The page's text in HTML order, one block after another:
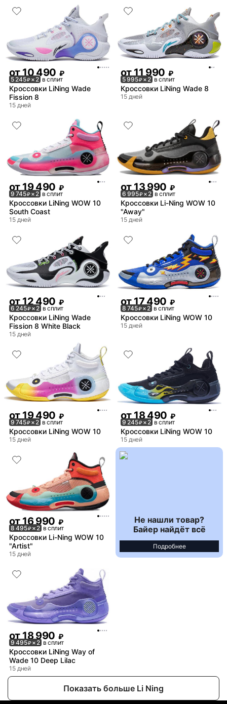
от10 490 ₽
5 245₽× 2 в сплит
Кроссовки LiNing Wade
Fission 8
15 дней
от11 990 ₽
5 995₽× 2 в сплит
Кроссовки LiNing Wade 8
15 дней
от19 490 ₽
9 745₽× 2 в сплит
Кроссовки LiNing WOW 10
South Coast
15 дней
от13 990 ₽
6 995₽× 2 в сплит
Кроссовки Li-Ning WOW 10
"Away"
15 дней
от 12 490 ₽
6 245₽× 2 в сплит
Кроссовки LiNing Wade
Fission 8 White Black
15 дней
от 17 490 ₽
8 745₽× 2 в сплит
Кроссовки LiNing WOW 10
15 дней
от19 490 ₽
9 745₽× 2 в сплит
Кроссовки LiNing WOW 10
15 дней
от18 490 ₽
9 245₽× 2 в сплит
Кроссовки LiNing WOW 10
15 дней
от16 990 ₽
8 495₽× 2 в сплит
Кроссовки Li-Ning WOW 10
"Artist"
15 дней
Не нашли товар?
Байер найдёт всё
Подробнее
от 18 990 ₽
9 495₽× 2 в сплит
Кроссовки LiNing Way of
Wade 10 Deep Lilac
15 дней
Показать больше Li Ning